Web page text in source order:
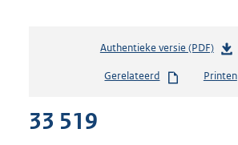
Authentieke versie (PDF)b
s
Gerelateerd Printen
33 519